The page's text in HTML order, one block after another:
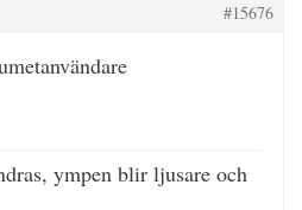
#15676
ympen blir ljusare och